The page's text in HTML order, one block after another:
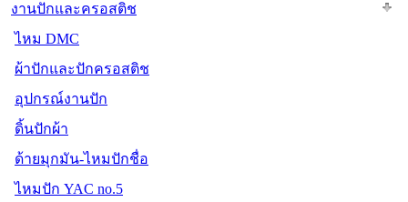
งานปักและครอสติช
ไหม DMC
ผ้าปักและปักครอสติช
อุปกรณ์งานปัก
ดิ้นปักผ้า
ด้ายมุกมัน-ไหมปักชื่อ
ไหมปัก YAC no.5